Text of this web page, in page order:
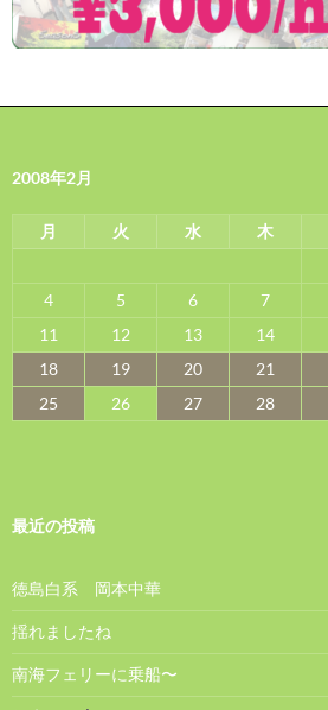
2008年2月
月 火 水 木
4
5 6 7
11
12 13 14
18
19 20 21
25
26 27 28
最近の投稿
徳島白系 岡本中華
揺れましたね
南海フェリーに乗船〜